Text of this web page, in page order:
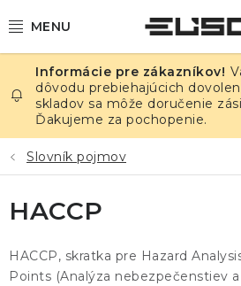
na
ELEKTRINA
TEPLOTA A VLHKOSŤ
TLAK A ÚNIKY
ZÁZNAMNÍKY
KALIBRÁCIA
dôvodu prebiehajúcich
skladov sa môže doručenie
Ďakujeme za pochopenie.
Slovník pojmov
HACCP
HACCP, skratka pre Hazard
Points (Analýza nebezpečenstiev